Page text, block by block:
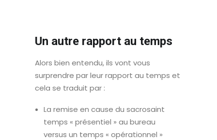
Un autre rapport au temps
Alors bien entendu, ils vont vous
surprendre par leur rapport au temps et
cela se traduit par :
La remise en cause du sacrosaint
temps « présentiel » au bureau
versus un temps « opérationnel »